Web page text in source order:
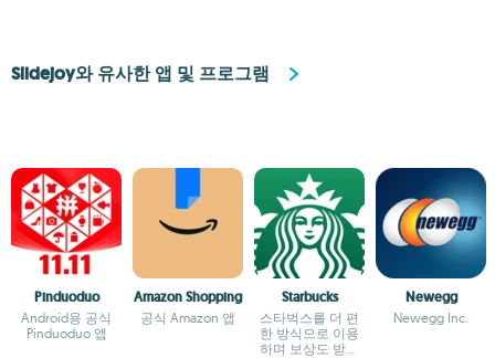
Slidejoy와 유사한 앱 및 프로그램
Pinduoduo
Android용 공식
Pinduoduo 앱
Amazon Shopping
공식 Amazon 앱
Starbucks
스타벅스를 더 편
한 방식으로 이용
하며 보상도 받아
Newegg
Newegg Inc.